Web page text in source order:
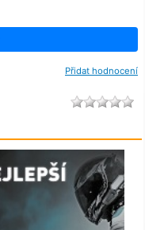
Přidat hodnocení